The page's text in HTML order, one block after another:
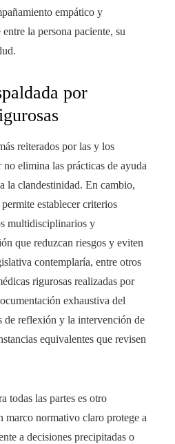
empático y
la persona paciente, su
por
reiterados por las y los
elimina las prácticas de ayuda
la clandestinidad. En cambio,
establecer criterios
multidisciplinarios y
que reduzcan riesgos y eviten
contemplaría, entre otros
rigurosas realizadas por
exhaustiva del
de reflexión y la intervención de
equivalentes que revisen
todas las partes es otro
marco normativo claro protege a
a decisiones precipitadas o